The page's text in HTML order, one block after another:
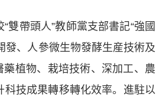
帶頭人”教師黨支部書記“強國
發、人參微生物發酵生産技術及
藥植物、栽培技術、深加工、農
技成果轉移轉化效率。進駐以